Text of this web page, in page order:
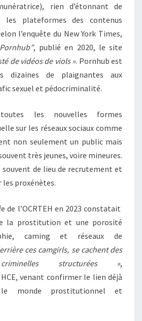
rien d’étonnant de
les plateformes des contenus
l’enquête du New York Times,
, publié en 2020, le site
de vidéos de viols ». Pornhub est
dizaines de plaignantes aux
sexuel et pédocriminalité.
les nouvelles formes
sur les réseaux sociaux comme
non seulement un public mais
très jeunes, voire mineures.
de lieu de recrutement et
proxénètes.
de l’OCRTEH en 2023 constatait
la prostitution et une porosité
caming et réseaux de
ces camgirls, se cachent des
structurées »,
venant confirmer le lien déjà
monde prostitutionnel et